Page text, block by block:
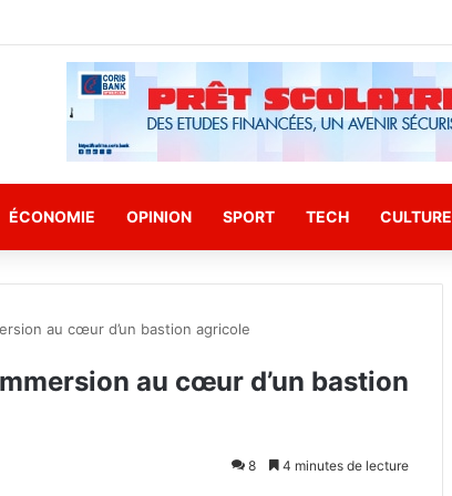
ÉCONOMIE OPINION SPORT TECH CULTURE
au cœur d’un bastion agricole
au cœur d’un bastion
8 4 minutes de lecture